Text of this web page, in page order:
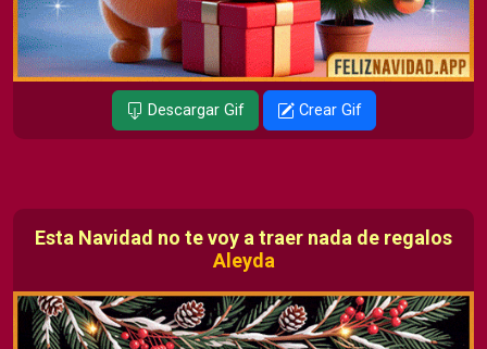
Descargar Gif Crear Gif
Esta Navidad no te voy a traer nada de regalos
Aleyda